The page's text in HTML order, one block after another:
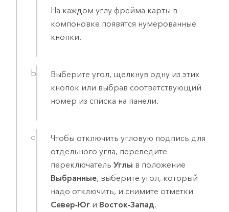
На каждом углу фрейма карты в
компоновке появятся нумерованные
кнопки.
Выберите угол, щелкнув одну из этих
кнопок или выбрав соответствующий
номер из списка на панели.
Чтобы отключить угловую подпись для
отдельного угла, переведите
переключательУглы в положение
Выбранные, выберите угол, который
надо отключить, и снимите отметки
Север-Юг и Восток-Запад.